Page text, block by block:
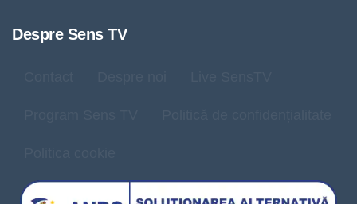
Despre Sens TV